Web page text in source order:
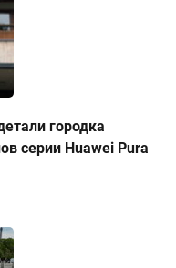
городка
серии Huawei Pura